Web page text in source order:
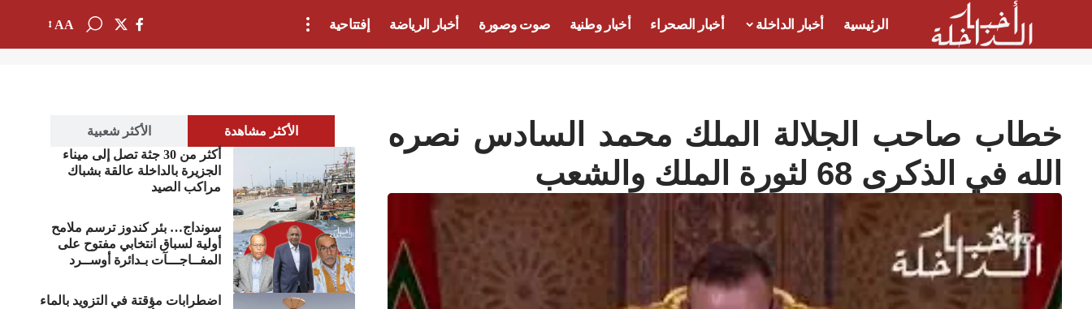
الرئيسية أخبار الداخلة أخبار الصحراء أخبار وطنية صوت وصورة أخبار الرياضة إفتتاحية AA
الأكثر مشاهدة
الأكثر شعبية
أكثر من 30 جثة تصل إلى ميناء
الجزيرة بالداخلة عالقة بشباك
مراكب الصيد
سونداج… بئر كندوز ترسم ملامح
أولية لسباق انتخابي مفتوح على
المفــاجـــآت بـدائرة أوســرد
اضطرابات مؤقتة في التزويد بالماء
خطاب صاحب الجلالة الملك محمد السادس نصره
الله في الذكرى 68 لثورة الملك والشعب